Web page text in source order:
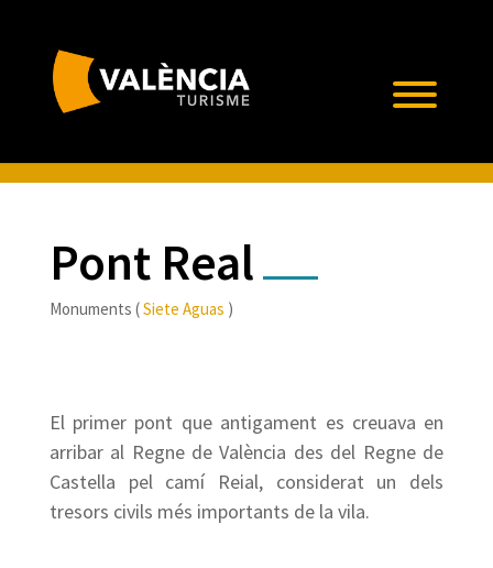
Pont Real
Monuments (Siete Aguas )
El primer pont que antigament es creuava en
arribar al Regne de València des del Regne de
Castella pel camí Reial, considerat un dels
tresors civils més importants de la vila.